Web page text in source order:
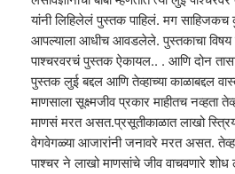
यांनी लिहिलेलं पुस्तक पाहिलं. मग
आपल्याला आधीच आवडलेले. पुस्तकाचा
पाश्चरवरचं पुस्तक ऐकायल.. . आणि दोन
पुस्तक लुई बद्दल आणि तेव्हाच्या काळाबद्दल
माणसाला सूक्ष्मजीव प्रकार माहीतच नव्हता
माणसं मरत असत.प्रसूतीकाळात लाखो
वेगवेगळ्या आजारांनी जनावरे मरत असत.
पाश्चर ने लाखो माणसांचे जीव वाचवणारे शोध